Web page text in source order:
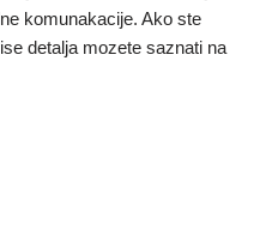
komunakacije. Ako ste
detalja mozete saznati na